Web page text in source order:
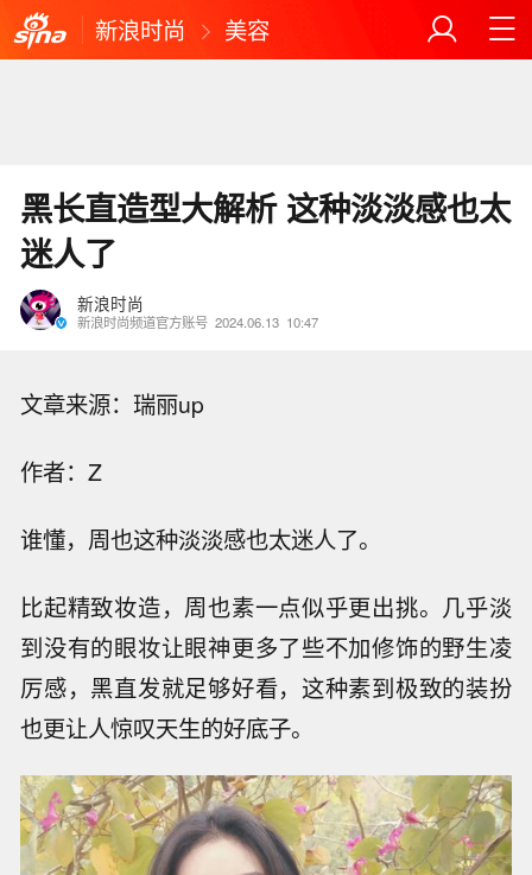
新浪时尚 美容
黑长直造型大解析 这种淡淡感也太
迷人了
新浪时尚
新浪时尚频道官方账号 2024.06.13 10:47
文章来源：瑞丽up
作者：Z
谁懂，周也这种淡淡感也太迷人了。
比起精致妆造，周也素一点似乎更出挑。几乎淡
到没有的眼妆让眼神更多了些不加修饰的野生凌
厉感，黑直发就足够好看，这种素到极致的装扮
也更让人惊叹天生的好底子。